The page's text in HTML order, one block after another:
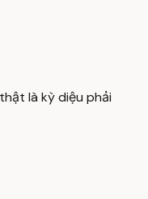
là kỳ diệu phải